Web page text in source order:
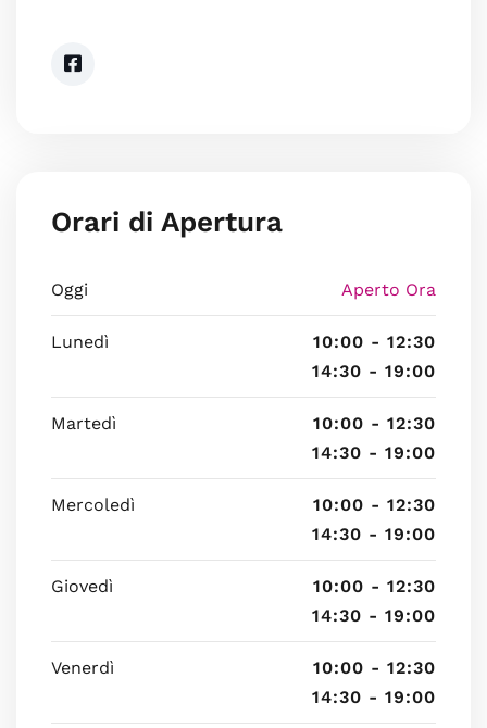
Orari di Apertura
Oggi Aperto Ora
Lunedì
10:00 - 12:30
14:30 - 19:00
Martedì
10:00 - 12:30
14:30 - 19:00
Mercoledì
10:00 - 12:30
14:30 - 19:00
Giovedì
10:00 - 12:30
14:30 - 19:00
Venerdì
10:00 - 12:30
14:30 - 19:00